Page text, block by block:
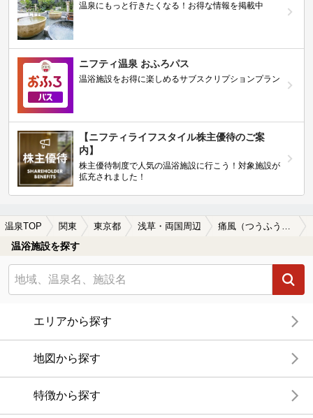
温泉にもっと行きたくなる！お得な情報を掲載中
ニフティ温泉 おふろパス
温浴施設をお得に楽しめるサブスクリプションプラン
【ニフティライフスタイル株主優待のご案
内】
株主優待制度で人気の温浴施設に行こう！対象施設が
拡充されました！
温泉TOP 関東 東京都 浅草・両国周辺 痛風（つうふう）に効能がある浅草・両国周辺の温泉、日帰り温泉、スーパー銭湯おすすめ
温浴施設を探す
エリアから探す
地図から探す
特徴から探す